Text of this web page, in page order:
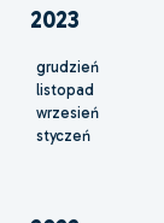
2023
grudzień
listopad
wrzesień
styczeń